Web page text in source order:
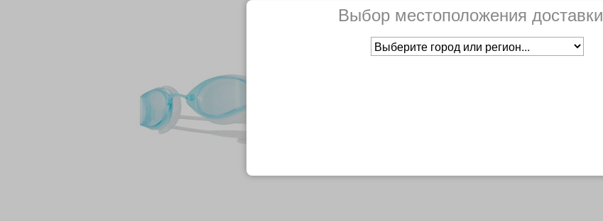
Сравнить Нет в наличии
Основное о товаре
Выбор местоположения доставки